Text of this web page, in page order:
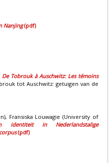
Nanjing(pdf)
De Tobrouk à Auschwitz: Les témoins
tot Auschwitz: getuigen van de
Fransiska Louwagie (University of
identiteit in Nederlandstalige
(pdf)